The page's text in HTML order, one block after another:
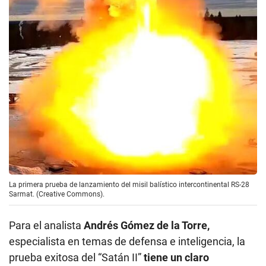
La primera prueba de lanzamiento del misil balístico intercontinental RS-28
Sarmat. (Creative Commons).
Para el analista Andrés Gómez de la Torre,
especialista en temas de defensa e inteligencia, la
prueba exitosa del “Satán II”tiene un claro